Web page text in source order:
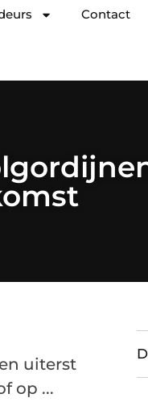
Contact
uiterst
op ...